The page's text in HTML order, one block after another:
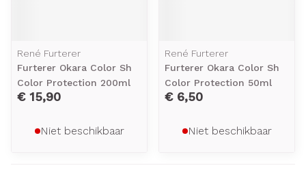
René Furterer
Furterer Okara Color Sh
Color Protection 200ml
€ 15,90
Niet beschikbaar
René Furterer
Furterer Okara Color Sh
Color Protection 50ml
€ 6,50
Niet beschikbaar